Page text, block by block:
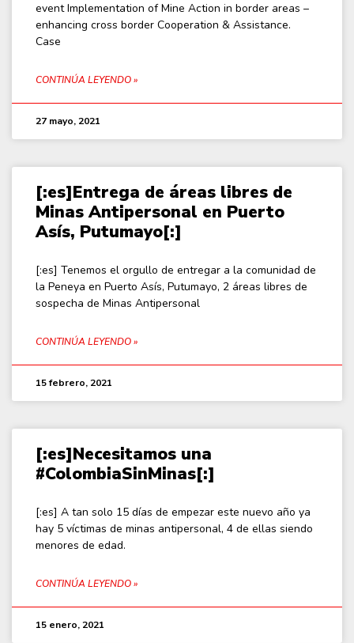
event Implementation of Mine Action in border areas –
enhancing cross border Cooperation & Assistance.
Case
CONTINÚA LEYENDO »
27 mayo, 2021
[:es]Entrega de áreas libres de
Minas Antipersonal en Puerto
Asís, Putumayo[:]
[:es] Tenemos el orgullo de entregar a la comunidad de
la Peneya en Puerto Asís, Putumayo, 2 áreas libres de
sospecha de Minas Antipersonal
CONTINÚA LEYENDO »
15 febrero, 2021
[:es]Necesitamos una
#ColombiaSinMinas[:]
[:es] A tan solo 15 días de empezar este nuevo año ya
hay 5 víctimas de minas antipersonal, 4 de ellas siendo
menores de edad.
CONTINÚA LEYENDO »
15 enero, 2021